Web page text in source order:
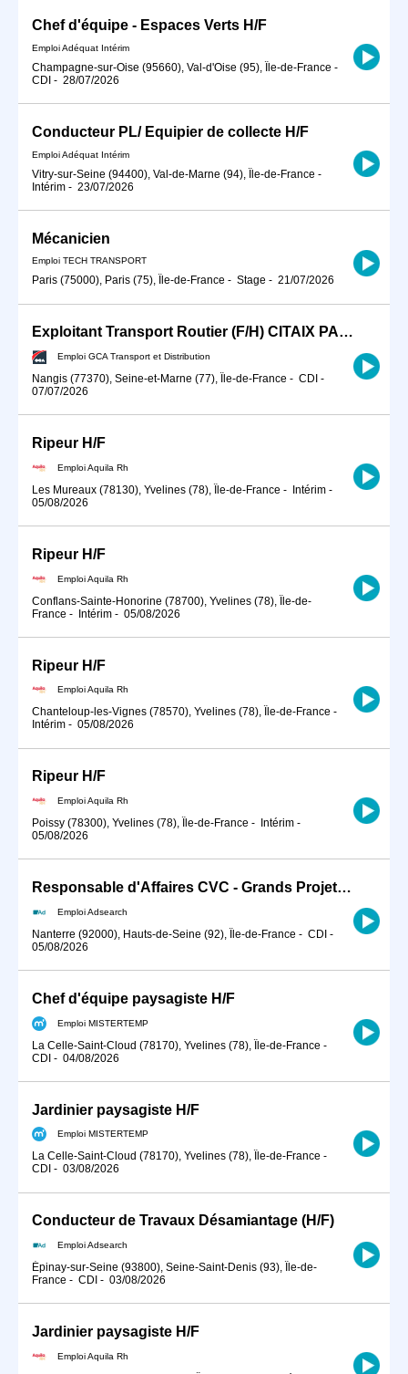
Chef d'équipe - Espaces Verts H/F
Emploi Adéquat Intérim
Champagne-sur-Oise (95660), Val-d'Oise (95), Île-de-France -
CDI - 28/07/2026
Conducteur PL/ Equipier de collecte H/F
Emploi Adéquat Intérim
Vitry-sur-Seine (94400), Val-de-Marne (94), Île-de-France -
Intérim - 23/07/2026
Mécanicien
Emploi TECH TRANSPORT
Paris (75000), Paris (75), Île-de-France - Stage - 21/07/2026
Exploitant Transport Routier (F/H) CITAIX PARIS
Emploi GCA Transport et Distribution
Nangis (77370), Seine-et-Marne (77), Île-de-France - CDI -
07/07/2026
Ripeur H/F
Emploi Aquila Rh
Les Mureaux (78130), Yvelines (78), Île-de-France - Intérim -
05/08/2026
Ripeur H/F
Emploi Aquila Rh
Conflans-Sainte-Honorine (78700), Yvelines (78), Île-de-
France - Intérim - 05/08/2026
Ripeur H/F
Emploi Aquila Rh
Chanteloup-les-Vignes (78570), Yvelines (78), Île-de-France -
Intérim - 05/08/2026
Ripeur H/F
Emploi Aquila Rh
Poissy (78300), Yvelines (78), Île-de-France - Intérim -
05/08/2026
Responsable d'Affaires CVC - Grands Projets (H/F)
Emploi Adsearch
Nanterre (92000), Hauts-de-Seine (92), Île-de-France - CDI -
05/08/2026
Chef d'équipe paysagiste H/F
Emploi MISTERTEMP
La Celle-Saint-Cloud (78170), Yvelines (78), Île-de-France -
CDI - 04/08/2026
Jardinier paysagiste H/F
Emploi MISTERTEMP
La Celle-Saint-Cloud (78170), Yvelines (78), Île-de-France -
CDI - 03/08/2026
Conducteur de Travaux Désamiantage (H/F)
Emploi Adsearch
Épinay-sur-Seine (93800), Seine-Saint-Denis (93), Île-de-
France - CDI - 03/08/2026
Jardinier paysagiste H/F
Emploi Aquila Rh